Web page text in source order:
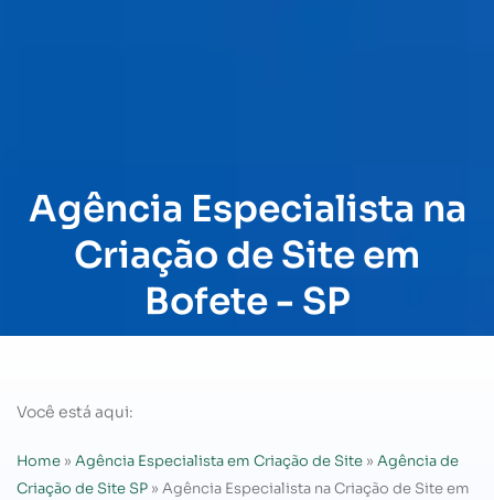
Agência Especialista na
Criação de Site em
Bofete - SP
Você está aqui:
Home » Agência Especialista em Criação de Site » Agência de
Criação de Site SP » Agência Especialista na Criação de Site em